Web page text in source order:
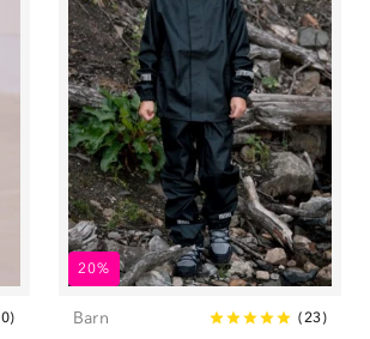
0)
20%
Barn ( 23)